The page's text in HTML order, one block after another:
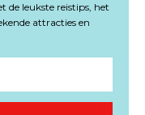
de leukste reistips, het
attracties en